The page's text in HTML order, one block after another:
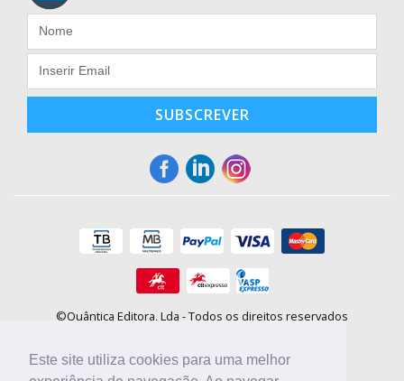
Este site utiliza cookies para uma melhor
SUBSCREVER
©Quântica Editora, Lda - Todos os direitos reservados
E-mail: info@booki.pt
Tel.: +351 220 104 872